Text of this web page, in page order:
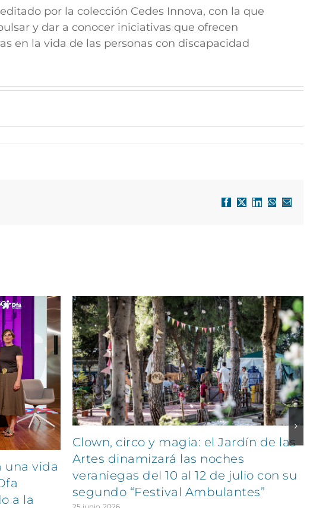
por la colección Cedes Innova, con la que
y dar a conocer iniciativas que ofrecen
en la vida de las personas con discapacidad
Facebook
X LinkedInWhatsApp
Correo
una vida
a la
Clown, circo y magia: el Jardín de las
Artes dinamizará las noches
veraniegas del 10 al 12 de julio con su
segundo “Festival Ambulantes”